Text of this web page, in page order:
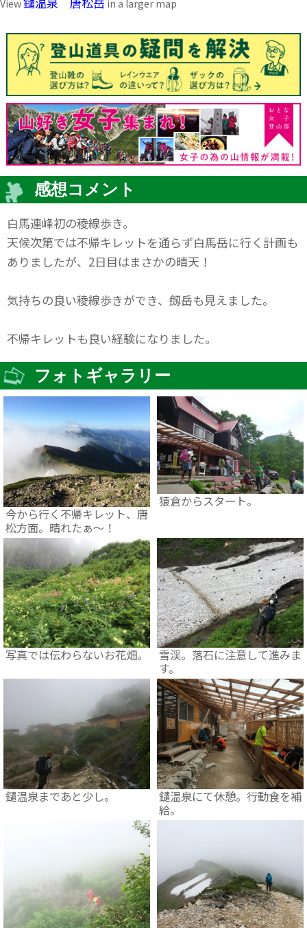
View in a larger map
感想コメント
白馬連峰初の稜線歩き。
天候次第では不帰キレットを通らず白馬岳に行く計画も
ありましたが、2日目はまさかの晴天！
気持ちの良い稜線歩きができ、劔岳も見えました。
不帰キレットも良い経験になりました。
フォトギャラリー
今から行く不帰キレット、唐
松方面。晴れたぁ〜！
猿倉からスタート。
写真では伝わらないお花畑。
雪渓。落石に注意して進みま
す。
鑓温泉まであと少し。
鑓温泉にて休憩。行動食を補
給。